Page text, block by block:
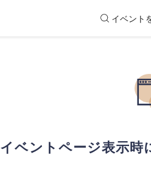
イベント
イベントページ表示時